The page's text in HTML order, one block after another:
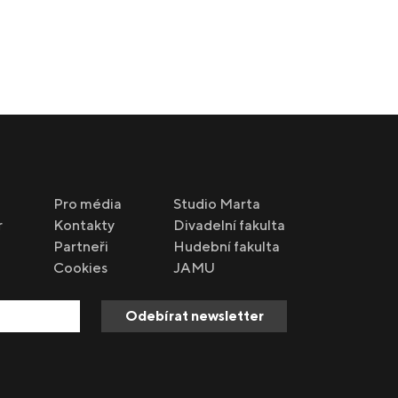
Pro média
Kontakty
Partneři
Cookies
Studio Marta
Divadelní fakulta
Hudební fakulta
JAMU